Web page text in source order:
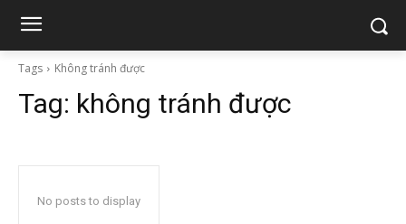
Tags Không tránh được
Tag: không tránh được
No posts to display